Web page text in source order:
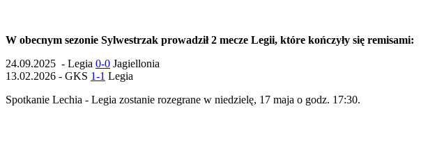
W obecnym sezonie Sylwestrzak prowadził 2 mecze Legii, które kończyły się remisami:
24.09.2025 - Legia 0-0 Jagiellonia
13.02.2026 - GKS 1-1 Legia
Spotkanie Lechia - Legia zostanie rozegrane w niedzielę, 17 maja o godz. 17:30.